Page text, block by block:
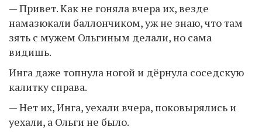
— Привет. Как не гоняла вчера их, везде
намазюкали баллончиком, уж не знаю, что там
зять с мужем Ольгиным делали, но сама
видишь.
Инга даже топнула ногой и дёрнула соседскую
калитку справа.
— Нет их, Инга, уехали вчера, поковырялись и
уехали, а Ольги не было.